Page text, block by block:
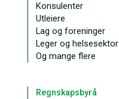
Konsulenter
Utleiere
Lag og foreninger
Leger og helsesektor
Og mange flere
Regnskapsbyrå